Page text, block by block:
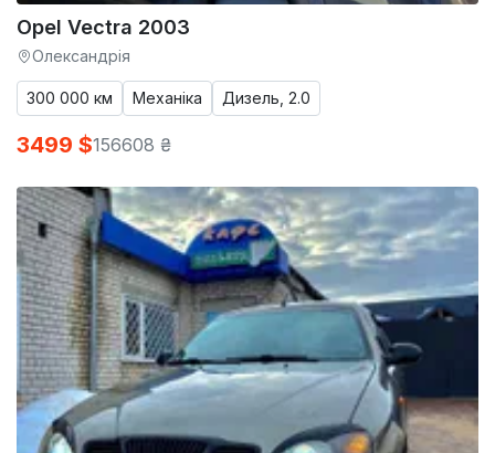
Opel Vectra 2003
Олександрія
300 000 км Механіка Дизель, 2.0
3499 $156608 ₴